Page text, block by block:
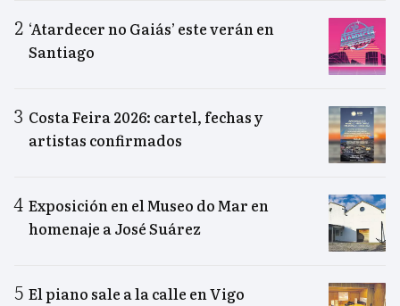
‘Atardecer no Gaiás’ este verán en
Santiago
Costa Feira 2026: cartel, fechas y
artistas confirmados
Exposición en el Museo do Mar en
homenaje a José Suárez
El piano sale a la calle en Vigo